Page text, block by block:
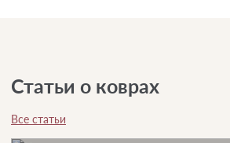
Статьи о коврах
Все статьи